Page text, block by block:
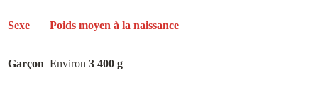
Sexe Poids moyen à la naissance
Garçon Environ 3 400 g